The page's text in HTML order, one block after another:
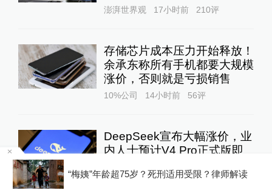
澎湃世界观 17小时前 210评
存储芯片成本压力开始释放！
余承东称所有手机都要大规模
涨价，否则就是亏损销售
10%公司 14小时前 56评
DeepSeek宣布大幅涨价，业
内人士预计V4 Pro正式版即
10%公司 14小时前 69评
“梅姨”年龄超75岁？死刑适用受限？律师解读